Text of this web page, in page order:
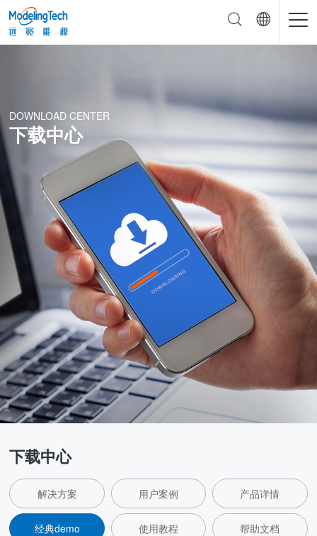
DOWNLOAD CENTER
下载中心
下载中心
解决方案 用户案例 产品详情
经典demo 使用教程 帮助文档